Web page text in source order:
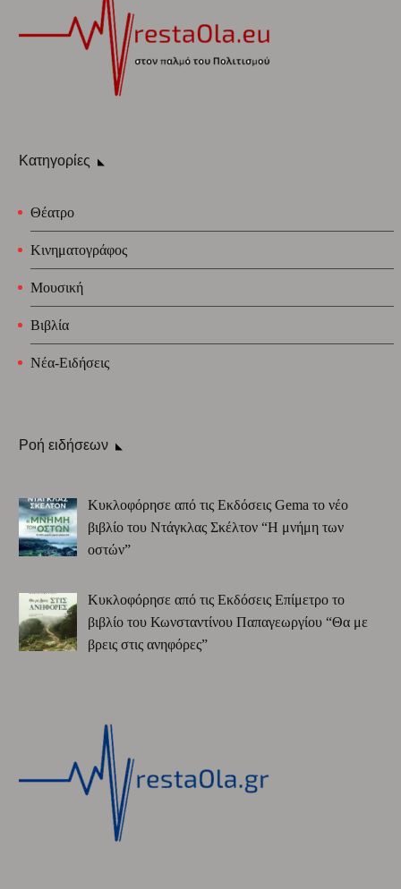
Κατηγορίες
Θέατρο
Κινηματογράφος
Μουσική
Βιβλία
Νέα-Ειδήσεις
Ροή ειδήσεων
Κυκλοφόρησε από τις Εκδόσεις Gema το νέο
βιβλίο του Ντάγκλας Σκέλτον “Η μνήμη των
οστών”
Κυκλοφόρησε από τις Εκδόσεις Επίμετρο το
βιβλίο του Κωνσταντίνου Παπαγεωργίου “Θα με
βρεις στις ανηφόρες”